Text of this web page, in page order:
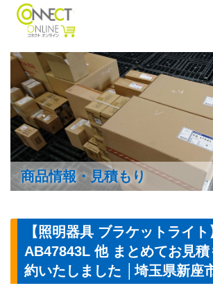
商品情報・見積もり
【照明器具 ブラケットライト
AB47843L 他 まとめてお見
約いたしました │埼玉県新座